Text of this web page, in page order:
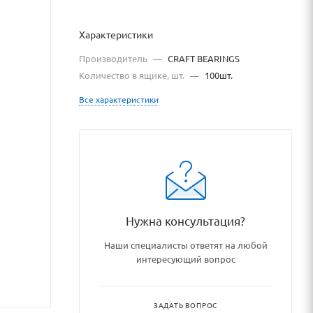
Характеристики
Производитель — CRAFT BEARINGS
Количество в ящике, шт. — 100шт.
Все характеристики
Нужна консультация?
Наши специалисты ответят на любой
интересующий вопрос
ЗАДАТЬ ВОПРОС